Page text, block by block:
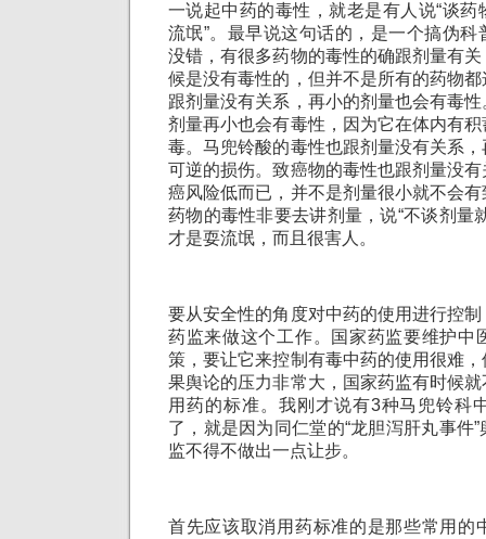
一说起中药的毒性，就老是有人说“谈
流氓”。最早说这句话的，是一个搞伪
没错，有很多药物的毒性的确跟剂量有
候是没有毒性的，但并不是所有的药物
跟剂量没有关系，再小的剂量也会有毒
剂量再小也会有毒性，因为它在体内有
毒。马兜铃酸的毒性也跟剂量没有关系
可逆的损伤。致癌物的毒性也跟剂量没
癌风险低而已，并不是剂量很小就不会
药物的毒性非要去讲剂量，说“不谈剂量
才是耍流氓，而且很害人。
要从安全性的角度对中药的使用进行控
药监来做这个工作。国家药监要维护中
策，要让它来控制有毒中药的使用很难
果舆论的压力非常大，国家药监有时候
用药的标准。我刚才说有3种马兜铃科
了，就是因为同仁堂的“龙胆泻肝丸事件
监不得不做出一点让步。
首先应该取消用药标准的是那些常用的